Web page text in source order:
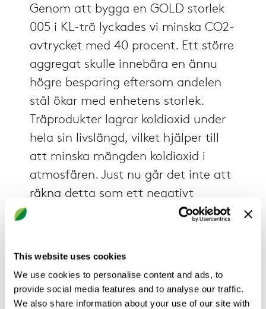
This website uses cookies
We use cookies to personalise content and ads, to
provide social media features and to analyse our traffic.
We also share information about your use of our site with
Genom att bygga en GOLD storlek
005 i KL-trä lyckades vi minska CO2-
avtrycket med 40 procent. Ett större
aggregat skulle innebära en ännu
högre besparing eftersom andelen
stål ökar med enhetens storlek.
Träprodukter lagrar koldioxid under
hela sin livslängd, vilket hjälper till
att minska mängden koldioxid i
atmosfären. Just nu går det inte att
räkna detta som ett negativt
utsläppsvärde, men om det blir
tillverkad av stål.